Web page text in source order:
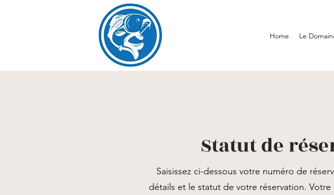
Home Le
Statut de
Saisissez ci-dessous votre numéro de
détails et le statut de votre réservation.